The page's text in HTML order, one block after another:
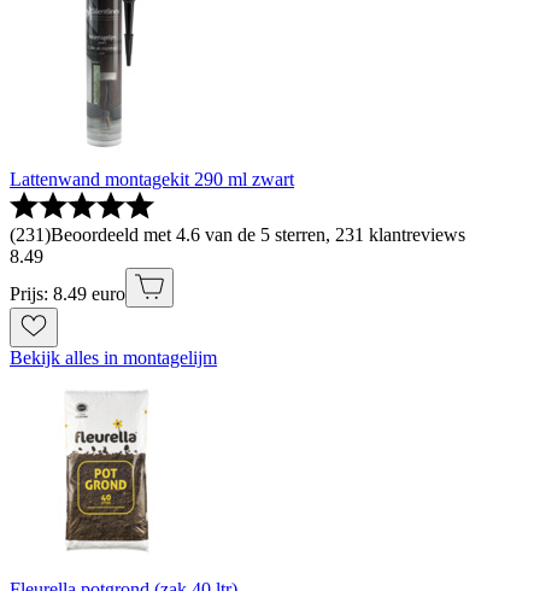
Lattenwand montagekit 290 ml zwart
(231)Beoordeeld met 4.6 van de 5 sterren, 231 klantreviews
8.49
Prijs: 8.49 euro
Bekijk alles in montagelijm